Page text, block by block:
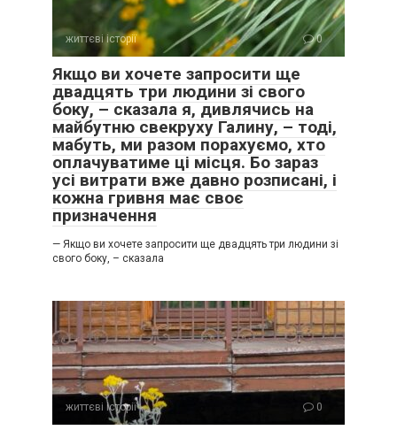
життєві історії 0
Якщо ви хочете запросити ще
двадцять три людини зі свого
боку, – сказала я, дивлячись на
майбутню свекруху Галину, – тоді,
мабуть, ми разом порахуємо, хто
оплачуватиме ці місця. Бо зараз
усі витрати вже давно розписані, і
кожна гривня має своє
призначення
— Якщо ви хочете запросити ще двадцять три людини зі
свого боку, – сказала
життєві історії 0